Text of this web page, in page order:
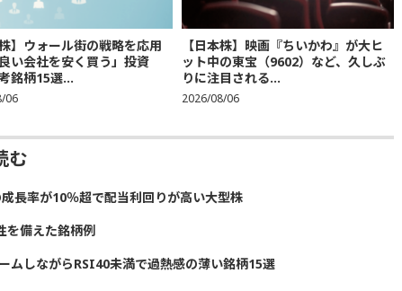
株】ウォール街の戦略を応用
い会社を安く買う」投資
銘柄15選...
06
【日本株】映画『ちいかわ』が大ヒ
ット中の東宝（9602）など、久しぶ
りに注目される...
2026/08/06
む
長率が10％超で配当利回りが高い大型株
を備えた銘柄例
ムしながらRSI40未満で過熱感の薄い銘柄15選